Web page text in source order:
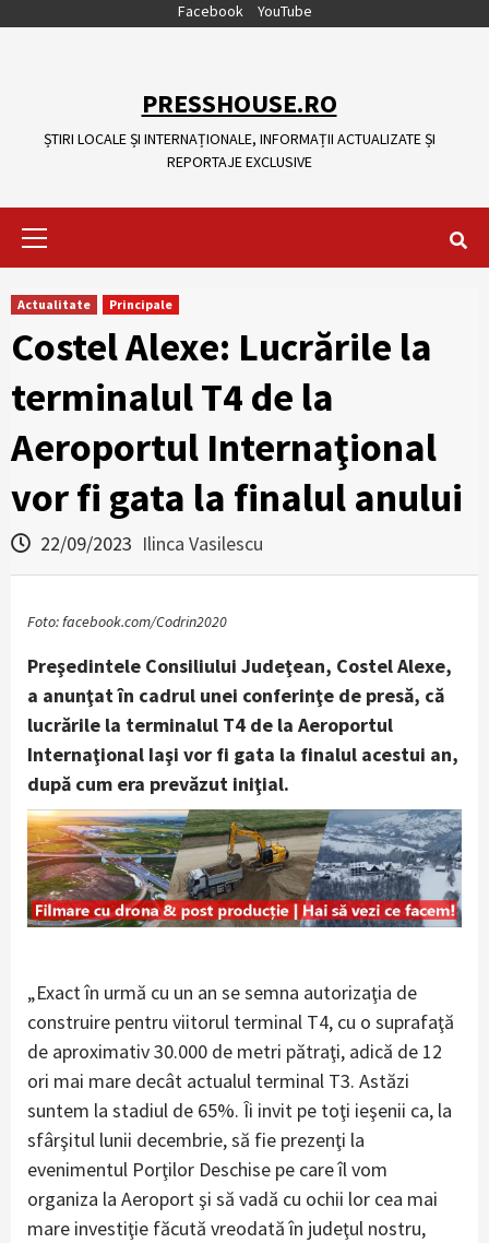
Facebook YouTube
PRESSHOUSE.RO
ȘTIRI LOCALE ȘI INTERNAȚIONALE, INFORMAȚII ACTUALIZATE ȘI
REPORTAJE EXCLUSIVE
Actualitate Principale
Costel Alexe: Lucrările la
terminalul T4 de la
Aeroportul Internaţional
vor fi gata la finalul anului
22/09/2023 Ilinca Vasilescu
Foto: facebook.com/Codrin2020
Preşedintele Consiliului Judeţean, Costel Alexe,
a anunţat în cadrul unei conferinţe de presă, că
lucrările la terminalul T4 de la Aeroportul
Internaţional Iaşi vor fi gata la finalul acestui an,
după cum era prevăzut iniţial.
„Exact în urmă cu un an se semna autorizaţia de
construire pentru viitorul terminal T4, cu o suprafaţă
de aproximativ 30.000 de metri pătraţi, adică de 12
ori mai mare decât actualul terminal T3. Astăzi
suntem la stadiul de 65%. Îi invit pe toţi ieşenii ca, la
sfârşitul lunii decembrie, să fie prezenţi la
evenimentul Porţilor Deschise pe care îl vom
organiza la Aeroport şi să vadă cu ochii lor cea mai
mare investiţie făcută vreodată în judeţul nostru,